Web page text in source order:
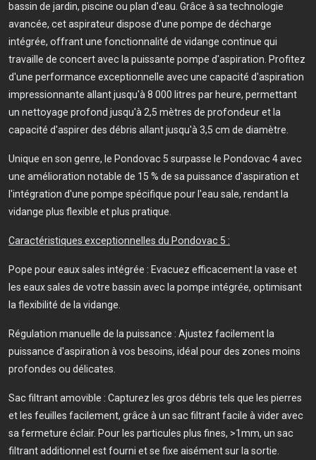
bassin de jardin, piscine ou plan d'eau. Grâce à sa technologie
avancée, cet aspirateur dispose d'une pompe de décharge
intégrée, offrant une fonctionnalité de vidange continue qui
travaille de concert avec la puissante pompe d'aspiration. Profitez
d'une performance exceptionnelle avec une capacité d'aspiration
impressionnante allant jusqu'à 8 000 litres par heure, permettant
un nettoyage profond jusqu'à 2,5 mètres de profondeur et la
capacité d'aspirer des débris allant jusqu'à 3,5 cm de diamètre.
Unique en son genre, le Pondovac 5 surpasse le Pondovac 4 avec
une amélioration notable de 15 % de sa puissance d'aspiration et
l'intégration d'une pompe spécifique pour l'eau sale, rendant la
vidange plus flexible et plus pratique.
Caractéristiques exceptionnelles du Pondovac 5 :
Pope pour eaux sales intégrée : Evacuez efficacement la vase et
les eaux sales de votre bassin avec la pompe intégrée, optimisant
la flexibilité de la vidange.
Régulation manuelle de la puissance : Ajustez facilement la
puissance d'aspiration à vos besoins, idéal pour des zones moins
profondes ou délicates.
Sac filtrant amovible : Capturez les gros débris tels que les pierres
et les feuilles facilement, grâce à un sac filtrant facile à vider avec
sa fermeture éclair. Pour les particules plus fines, >1mm, un sac
filtrant additionnel est fourni et se fixe aisément sur la sortie.